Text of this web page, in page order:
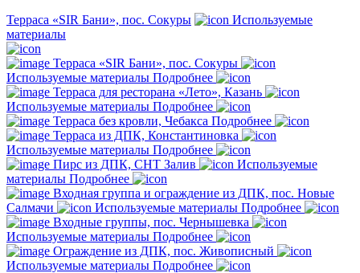
Терраса «SIR Бани», пос. Сокуры
Используемые
материалы
Терраса «SIR Бани», пос. Сокуры
Используемые материалы Подробнее
Терраса для ресторана «Лето», Казань
Используемые материалы Подробнее
Терраса без кровли, Чебакса Подробнее
Терраса из ДПК, Константиновка
Используемые материалы Подробнее
Пирс из ДПК, СНТ Залив
Используемые
материалы Подробнее
Входная группа и ограждение из ДПК, пос. Новые
Салмачи
Используемые материалы Подробнее
Входные группы, пос. Чернышевка
Используемые материалы Подробнее
Ограждение из ДПК, пос. Живописный
Используемые материалы Подробнее